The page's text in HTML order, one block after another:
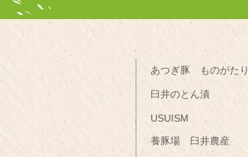
あつぎ豚 ものがたり
臼井のとん漬
USUISM
養豚場 臼井農産